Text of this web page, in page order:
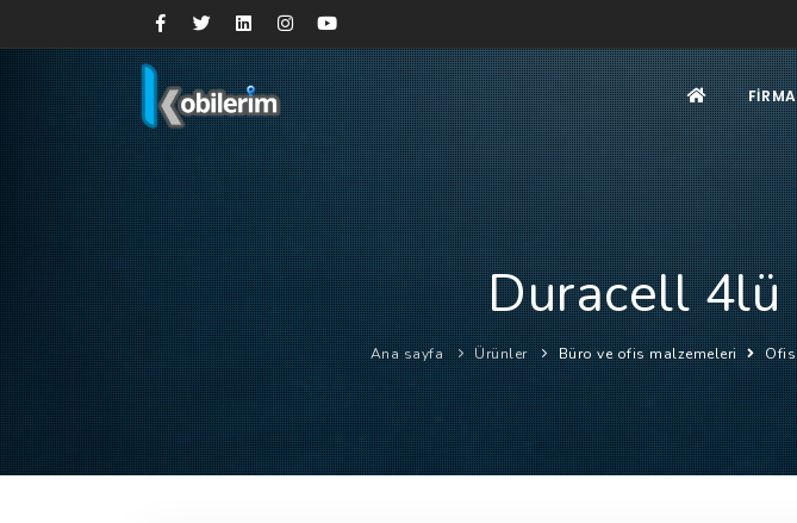
Duracell
Ana sayfa Ürünler Büro ve ofis malzemeleri Ofis